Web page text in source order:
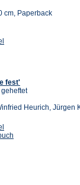
cm, Paperback
fest'
Heurich, Jürgen